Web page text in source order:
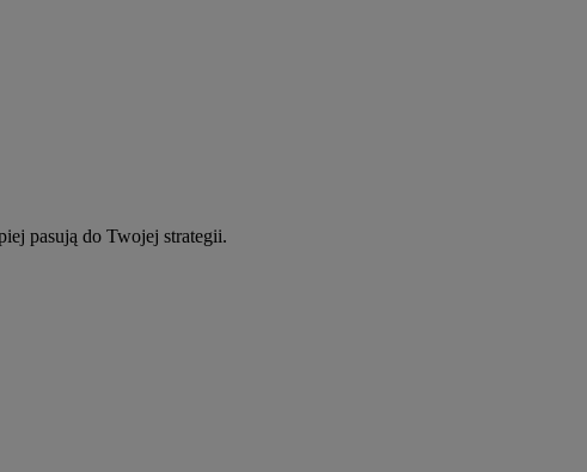
pasują do Twojej strategii.